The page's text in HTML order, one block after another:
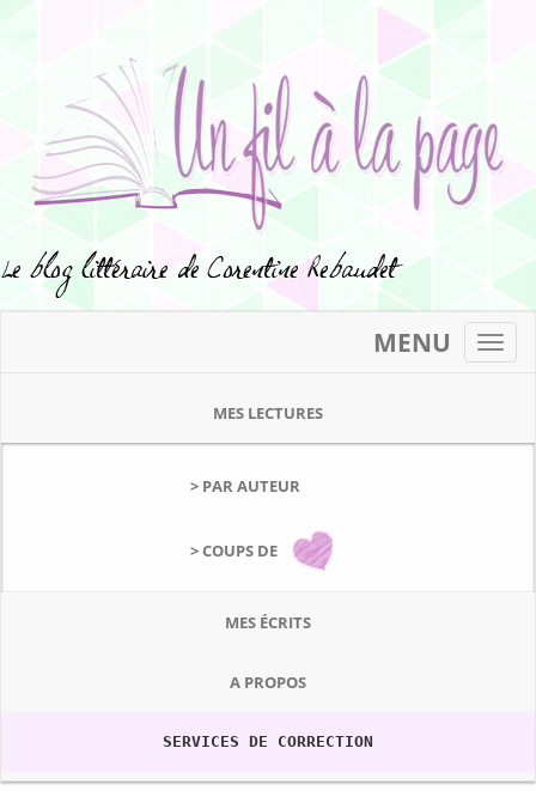
MENU
MES LECTURES
> PAR AUTEUR
> COUPS DE
MES ÉCRITS
A PROPOS
SERVICES DE CORRECTION